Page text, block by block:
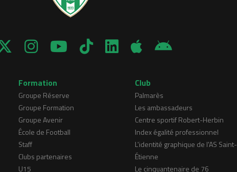
Formation
Groupe Réserve
Groupe Formation
Groupe Avenir
École de Football
Staff
Clubs partenaires
U15
Club
Palmarès
Les ambassadeurs
Centre sportif Robert-Herbin
Index égalité professionnel
L'identité graphique de l'AS Saint-
Étienne
Le cinquantenaire de 76